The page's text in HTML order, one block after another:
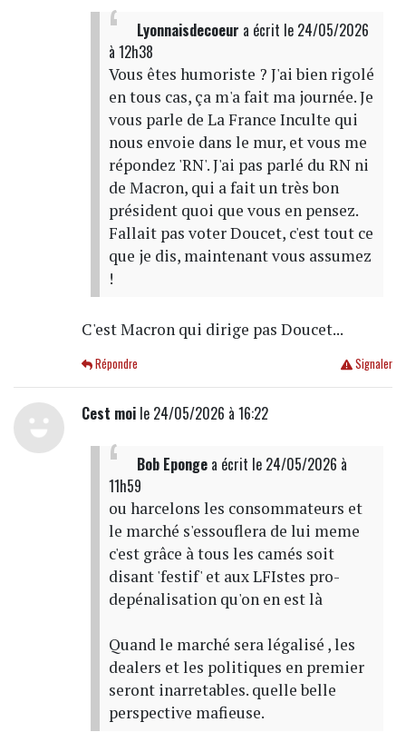
Lyonnaisdecoeur a écrit le 24/05/2026
à 12h38
Vous êtes humoriste ? J'ai bien rigolé
en tous cas, ça m'a fait ma journée. Je
vous parle de La France Inculte qui
nous envoie dans le mur, et vous me
répondez 'RN'. J'ai pas parlé du RN ni
de Macron, qui a fait un très bon
président quoi que vous en pensez.
Fallait pas voter Doucet, c'est tout ce
que je dis, maintenant vous assumez
!
C'est Macron qui dirige pas Doucet...
Signaler
Répondre
Cest moile 24/05/2026 à 16:22
Bob Epongea écrit le 24/05/2026 à
11h59
ou harcelons les consommateurs et
le marché s'essouflera de lui meme
c'est grâce à tous les camés soit
disant 'festif' et aux LFIstes pro-
depénalisation qu'on en est là
Quand le marché sera légalisé , les
dealers et les politiques en premier
seront inarretables. quelle belle
perspective mafieuse.